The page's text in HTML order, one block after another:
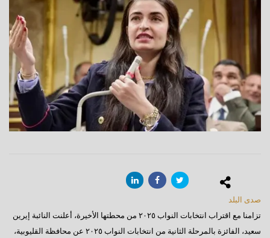
صدى البلد
تزامنا مع اقتراب انتخابات النواب ٢٠٢٥ من محطتها الأخيرة، أعلنت النائبة إيرين
سعيد، الفائزة بالمرحلة الثانية من انتخابات النواب ٢٠٢٥ عن محافظة القليوبية،